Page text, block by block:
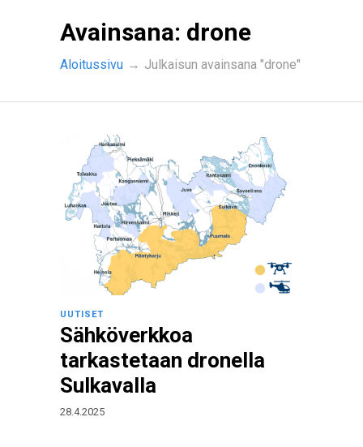
Avainsana: drone
Aloitussivu → Julkaisun avainsana "drone"
UUTISET
Sähköverkkoa
tarkastetaan dronella
Sulkavalla
28.4.2025